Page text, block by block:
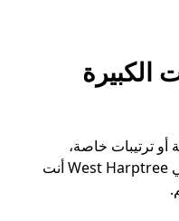
الكبيرة
ترتيبات خاصة،
ستساعدك خيارات المشاوير هذه في West Harptree أنت